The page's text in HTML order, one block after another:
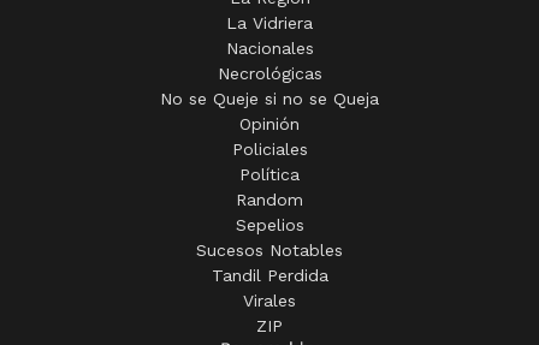
La Vidriera
Nacionales
Necrológicas
No se Queje si no se Queja
Opinión
Policiales
Política
Random
Sepelios
Sucesos Notables
Tandil Perdida
Virales
ZIP